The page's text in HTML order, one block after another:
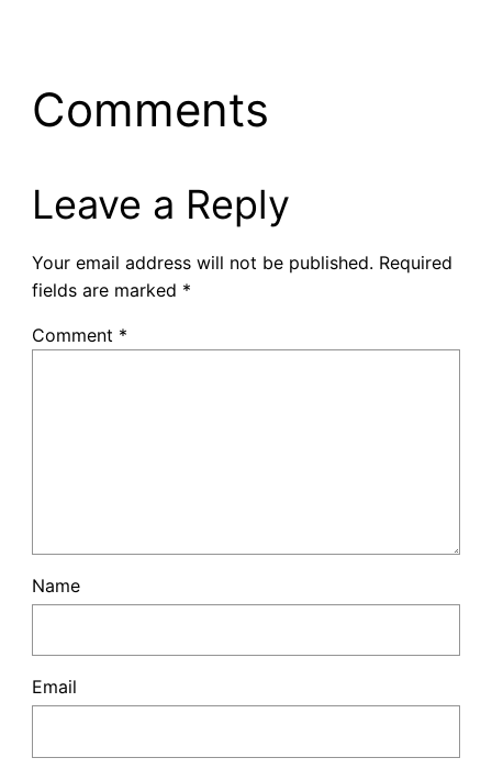
Comments
Leave a Reply
Your email address will not be published. Required
fields are marked *
Comment *
Name
Email